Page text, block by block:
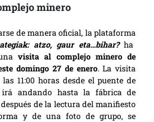
minero
de manera oficial, la plataforma
atzo, gaur eta…bihar?ha
visita al complejo minero de
domingo 27 de enero. La visita
11:00 horas desde el puente de
andando hasta la fábrica de
de la lectura del manifiesto
y de una foto de grupo, se